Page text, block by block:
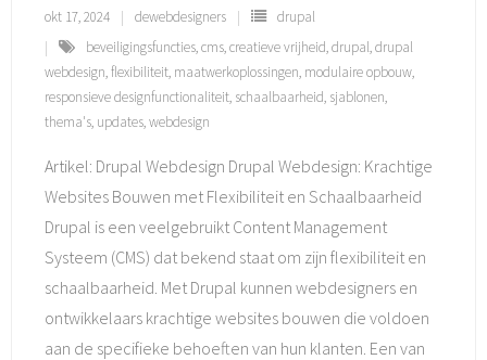
okt 17, 2024 dewebdesigners
drupal
beveiligingsfuncties,cms,creatieve vrijheid,drupal,drupal
webdesign,flexibiliteit, maatwerkoplossingen, modulaire opbouw,
responsieve designfunctionaliteit, schaalbaarheid, sjablonen,
thema's, updates,webdesign
Artikel: Drupal Webdesign Drupal Webdesign: Krachtige
Websites Bouwen met Flexibiliteit en Schaalbaarheid
Drupal is een veelgebruikt Content Management
Systeem (CMS) dat bekend staat om zijn flexibiliteit en
schaalbaarheid. Met Drupal kunnen webdesigners en
ontwikkelaars krachtige websites bouwen die voldoen
aan de specifieke behoeften van hun klanten. Een van